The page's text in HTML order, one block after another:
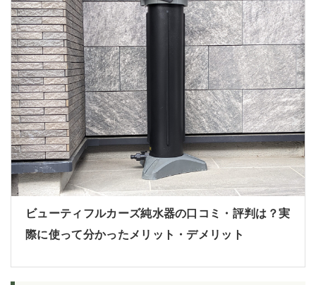
ビューティフルカーズ純水器の口コミ・評判は？実
際に使って分かったメリット・デメリット